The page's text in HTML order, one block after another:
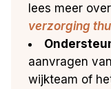
lees meer
verzorging
aanvragen
wijkteam of